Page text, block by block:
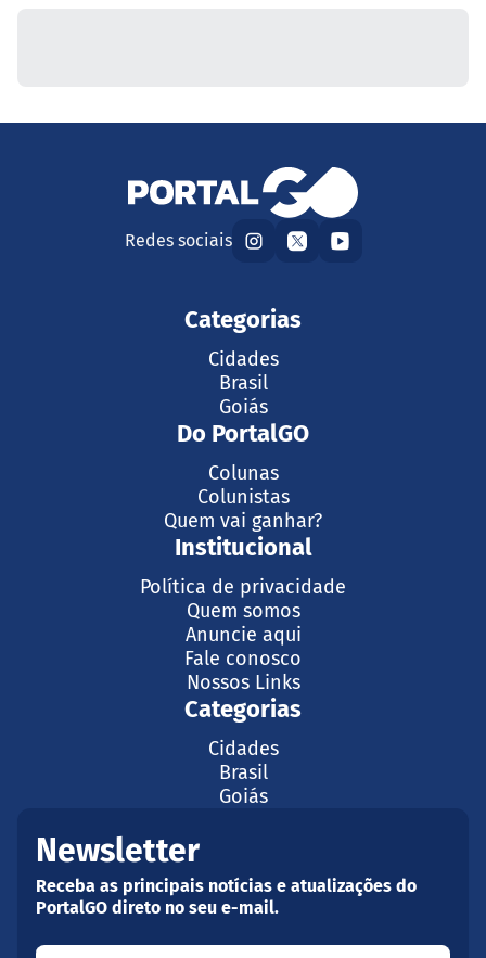
Redes sociais
Categorias
Cidades
Brasil
Goiás
Do PortalGO
Colunas
Colunistas
Quem vai ganhar?
Institucional
Política de privacidade
Quem somos
Anuncie aqui
Fale conosco
Nossos Links
Categorias
Cidades
Brasil
Goiás
Newsletter
Receba as principais notícias e atualizações do
PortalGO direto no seu e-mail.
Seu nome